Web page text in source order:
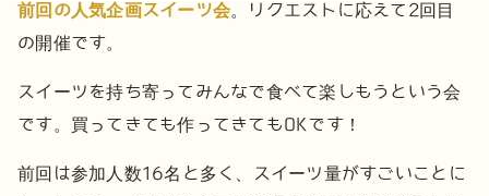
前回の人気企画スイーツ会 。リクエストに応えて2回目
の開催です。
スイーツを持ち寄ってみんなで食べて楽しもうという会
です。 買ってきても作ってきてもOKです！
前回は参加人数16名と多く、スイーツ量がすごいことに